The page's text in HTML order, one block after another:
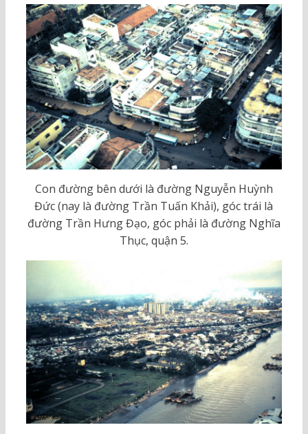
Con đường bên dưới là đường Nguyễn Huỳnh
Đức (nay là đường Trần Tuấn Khải), góc trái là
đường Trần Hưng Đạo, góc phải là đường Nghĩa
Thục, quận 5.